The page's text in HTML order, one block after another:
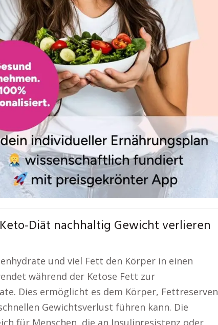
Diät nachhaltig Gewicht verlieren
und viel Fett den Körper in einen
während der Ketose Fett zur
Dies ermöglicht es dem Körper, Fettreserven
Gewichtsverlust führen kann. Die
für Menschen, die an Insulinresistenz oder